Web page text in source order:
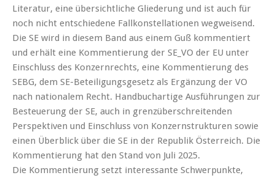
Literatur, eine übersichtliche Gliederung und ist auch für
noch nicht entschiedene Fallkonstellationen wegweisend.
Die SE wird in diesem Band aus einem Guß kommentiert
und erhält eine Kommentierung der SE_VO der EU unter
Einschluss des Konzernrechts, eine Kommentierung des
SEBG, dem SE-Beteiligungsgesetz als Ergänzung der VO
nach nationalem Recht. Handbuchartige Ausführungen zur
Besteuerung der SE, auch in grenzüberschreitenden
Perspektiven und Einschluss von Konzernstrukturen sowie
einen Überblick über die SE in der Republik Österreich. Die
Kommentierung hat den Stand von Juli 2025.
Die Kommentierung setzt interessante Schwerpunkte,